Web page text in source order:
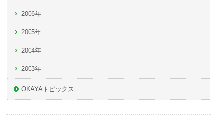
2006年
2005年
2004年
2003年
OKAYAトピックス